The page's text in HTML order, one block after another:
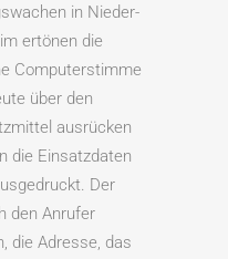
in Nieder-
ertönen die
Computerstimme
über den
ausrücken
die Einsatzdaten
Der
den Anrufer
die Adresse, das